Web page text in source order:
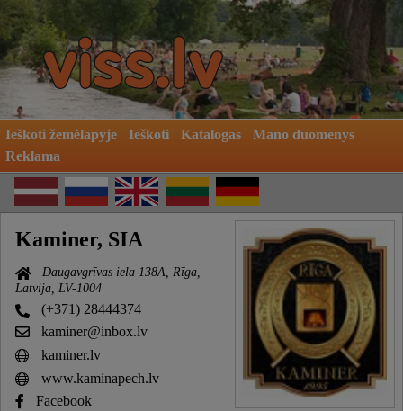
Ieškoti žemėlapyje Ieškoti Katalogas
Mano duomenys
Reklama
Kaminer, SIA
Daugavgrīvas iela 138A, Rīga,
Latvija, LV-1004
(+371) 28444374
kaminer@inbox.lv
kaminer.lv
www.kaminapech.lv
Facebook